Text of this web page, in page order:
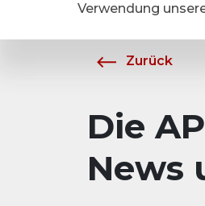
Zurück
Die
News
Verwendung